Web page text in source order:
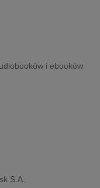
i ebooków
S.A.